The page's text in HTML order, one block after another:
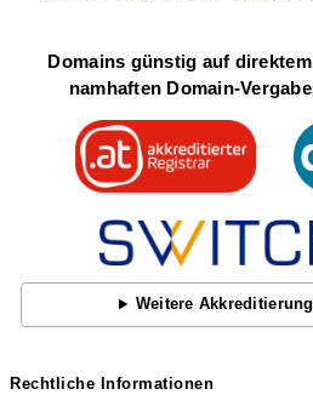
Domains günstig auf
namhaften Domain-
Weitere
Rechtliche Informationen